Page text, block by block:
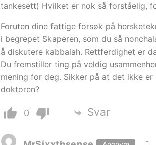
tankesett) Hvilket er nok så forståelig,
Foruten dine fattige forsøk på
i begrepet Skaperen, som du så
å diskutere kabbalah. Rettferdighet er
Du fremstiller ting på veldig
mening for deg. Sikker på at det ikke
doktoren?
0 Svar